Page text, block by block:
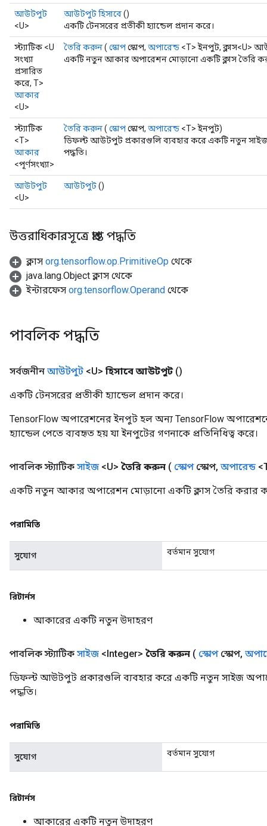
আউটপুট
<U>
আউটপুট হিসাবে()
একটি টেনসরের প্রতীকী হ্যান্ডেল প্রদান করে।
স্ট্যাটিক <U
সংখ্যা
প্রসারিত
করে, T>
আকার
<U>
তৈরি করুন( স্কোপস্কোপ, অপারেন্ড <T> ইনপুট, ক্লাস<U>
একটি নতুন আকার অপারেশন মোড়ানো একটি ক্লাস তৈরি
স্ট্যাটিক
<T>
আকার
<পূর্ণসংখ্যা>
তৈরি করুন( স্কোপস্কোপ, অপারেন্ড <T> ইনপুট)
ডিফল্ট আউটপুট প্রকারগুলি ব্যবহার করে একটি নতুন সাইজ
পদ্ধতি।
আউটপুট
<U>
আউটপুট()
উত্তরাধিকারসূত্রে প্রাপ্ত পদ্ধতি
ক্লাস org.tensorflow.op.PrimitiveOp থেকে
java.lang.Object ক্লাস থেকে
ইন্টারফেস org.tensorflow.Operand থেকে
পাবলিক পদ্ধতি
সর্বজনীন আউটপুট <U> হিসাবে আউটপুট ()
একটি টেনসরের প্রতীকী হ্যান্ডেল প্রদান করে।
TensorFlow অপারেশনের ইনপুট হল অন্য TensorFlow
হ্যান্ডেল পেতে ব্যবহৃত হয় যা ইনপুটের গণনাকে প্রতিনিধিত্ব করে।
পাবলিক স্ট্যাটিক সাইজ <U> তৈরি করুন ( স্কোপস্কোপ, অপারেন্ড
একটি নতুন আকার অপারেশন মোড়ানো একটি ক্লাস তৈরি করার
পরামিতি
সুযোগ বর্তমান সুযোগ
রিটার্নস
আকারের একটি নতুন উদাহরণ
পাবলিক স্ট্যাটিক সাইজ <Integer> তৈরি করুন ( স্কোপস্কোপ,
ডিফল্ট আউটপুট প্রকারগুলি ব্যবহার করে একটি নতুন সাইজ
পদ্ধতি।
পরামিতি
সুযোগ বর্তমান সুযোগ
রিটার্নস
আকারের একটি নতুন উদাহরণ